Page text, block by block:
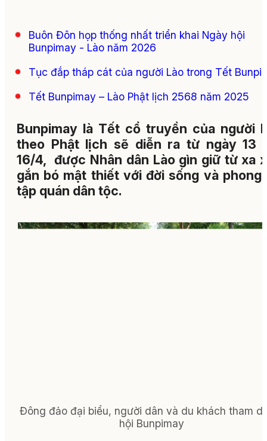
Buôn Đôn họp thống nhất triển khai Ngày hội
Bunpimay - Lào năm 2026
Tục đắp tháp cát của người Lào trong Tết
Tết Bunpimay – Lào Phật lịch 2568 năm 2025
Bunpimay là Tết cổ truyền của người
theo Phật lịch sẽ diễn ra từ ngày 13
16/4, được Nhân dân Lào gìn giữ từ xa
gắn bó mật thiết với đời sống và phong
tập quán dân tộc.
Đông đảo đại biểu, người dân và du khách tham
hội Bunpimay